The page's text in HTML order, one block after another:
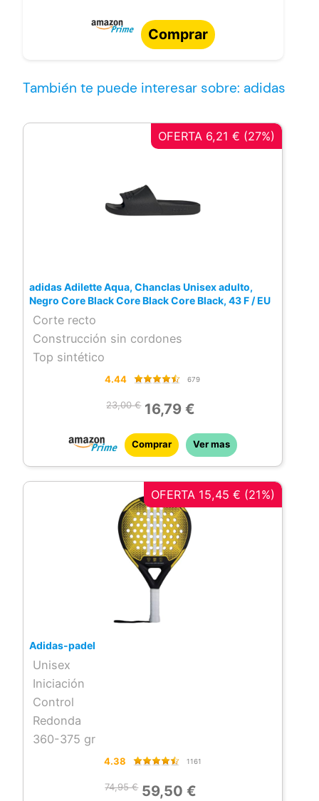
Comprar
También te puede interesar sobre: adidas
OFERTA 6,21 € (27%)
adidas Adilette Aqua, Chanclas Unisex adulto,
Negro Core Black Core Black Core Black, 43 F / EU
Corte recto
Construcción sin cordones
Top sintético
4.44 679
23,00 € 16,79 €
Comprar Ver mas
OFERTA 15,45 € (21%)
Adidas-padel
Unisex
Iniciación
Control
Redonda
360-375 gr
4.38 1161
74,95 € 59,50 €